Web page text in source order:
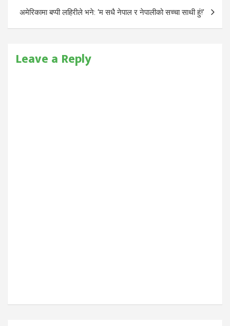
अमेरिकामा बप्‍पी लहिरीले भने: ‘म सधै नेपाल र नेपालीको सच्चा साथी हुं!’
Leave a Reply